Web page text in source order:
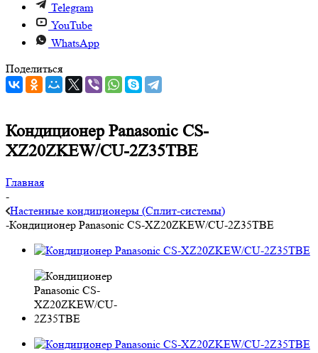
Telegram
YouTube
WhatsApp
Поделиться
Кондиционер Panasonic CS-
XZ20ZKEW/CU-2Z35TBE
Главная
-
Настенные кондиционеры (Сплит-системы)
-Кондиционер Panasonic CS-XZ20ZKEW/CU-2Z35TBE